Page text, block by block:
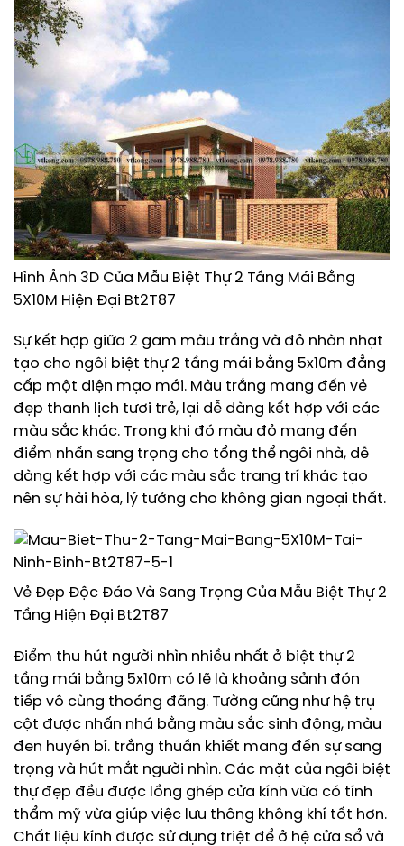
Hình Ảnh 3D Của Mẫu Biệt Thự 2 Tầng Mái Bằng
5X10M Hiện Đại Bt2T87
Sự kết hợp giữa 2 gam màu trắng và đỏ nhàn nhạt
tạo cho ngôi biệt thự 2 tầng mái bằng 5x10m đẳng
cấp một diện mạo mới. Màu trắng mang đến vẻ
đẹp thanh lịch tươi trẻ, lại dễ dàng kết hợp với các
màu sắc khác. Trong khi đó màu đỏ mang đến
điểm nhấn sang trọng cho tổng thể ngôi nhà, dễ
dàng kết hợp với các màu sắc trang trí khác tạo
nên sự hài hòa, lý tưởng cho không gian ngoại thất.
Vẻ Đẹp Độc Đáo Và Sang Trọng Của Mẫu Biệt Thự 2
Tầng Hiện Đại Bt2T87
Điểm thu hút người nhìn nhiều nhất ở biệt thự 2
tầng mái bằng 5x10m có lẽ là khoảng sảnh đón
tiếp vô cùng thoáng đãng. Tường cũng như hệ trụ
cột được nhấn nhá bằng màu sắc sinh động, màu
đen huyền bí. trắng thuần khiết mang đến sự sang
trọng và hút mắt người nhìn. Các mặt của ngôi biệt
thự đẹp đều được lồng ghép cửa kính vừa có tính
thẩm mỹ vừa giúp việc lưu thông không khí tốt hơn.
Chất liệu kính được sử dụng triệt để ở hệ cửa sổ và